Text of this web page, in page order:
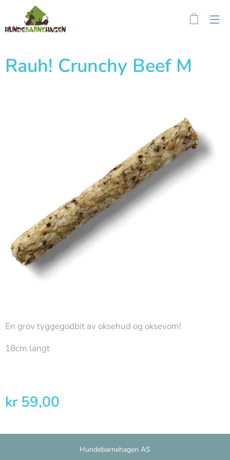
Rauh! Crunchy Beef M
En grov tyggegodbit av oksehud og oksevom!
18cm langt
kr 59,00
Hundebarnehagen AS